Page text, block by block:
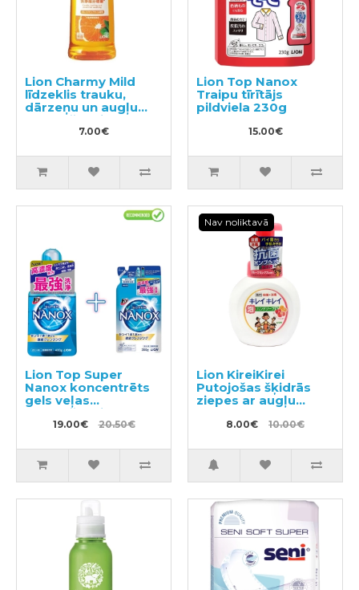
Lion Charmy Mild
līdzeklis trauku,
dārzeņu un augļu
mazgāšanai, ar
apelsīna eļļu 260ml
7.00€
Lion Top Nanox
Traipu tīrītājs
pildviela 230g
15.00€
Lion Top Super
Nanox koncentrēts
gels veļas
mazgāšanai 400g +
pildviela 350g
19.00€ 20.50€
Nav noliktavā
Lion KireiKirei
Putojošas šķidrās
ziepes ar augļu
aromātu 250ml
8.00€ 10.00€